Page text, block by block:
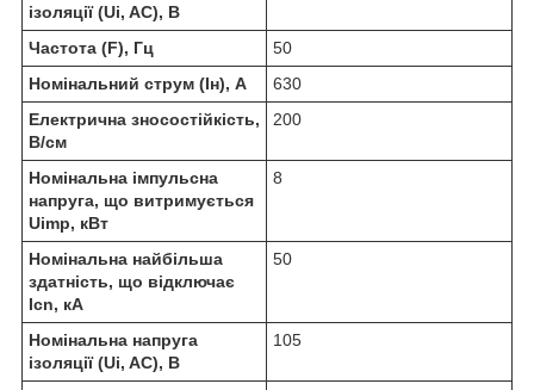
ізоляції (Ui, AC), В
Частота (F), Гц
50
Номінальний струм (Iн), А
630
Електрична зносостійкість,
В/см
200
Номінальна імпульсна
напруга, що витримується
Uimp, кВт
8
Номінальна найбільша
здатність, що відключає
Icn, кА
50
Номінальна напруга
ізоляції (Ui, AC), В
105